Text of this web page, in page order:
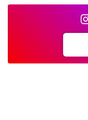
accessories
knit accessories